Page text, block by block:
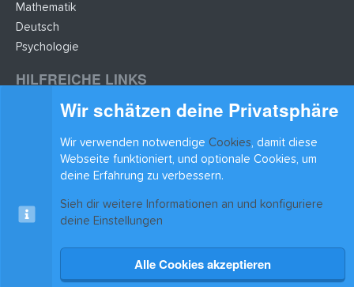
Mathematik
Deutsch
Psychologie
HILFREICHE LINKS
Lernzettel hochladen
BLEIB AUF DEM LAUFENDEN
xenAwsome-GradientHeader
Kontakt
Nutzungsbedingungen
Datenschutz Hilfe & Support Start
Wir schätzen deine Privatsphäre
Wir verwenden notwendige Cookies, damit diese
Webseite funktioniert, und optionale Cookies, um
deine Erfahrung zu verbessern.
Sieh dir weitere Informationen an und konfiguriere
deine Einstellungen
Alle Cookies akzeptieren